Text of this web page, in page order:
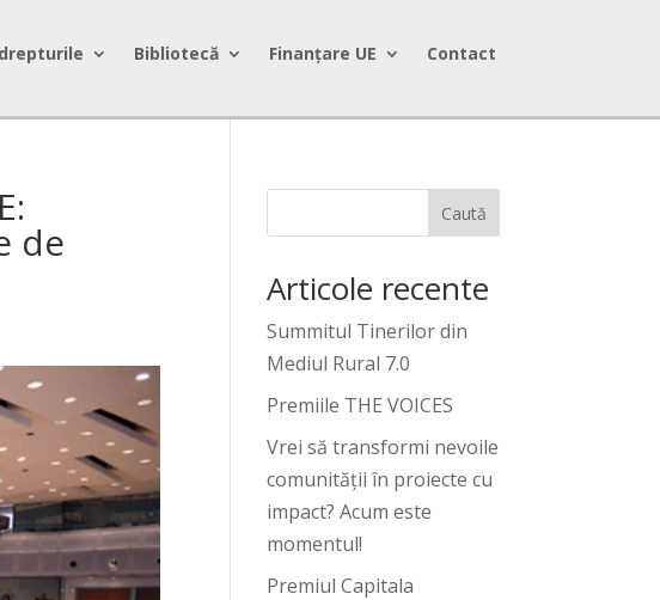
Bibliotecă Finanțare UE Contact
de
Caută
Articole recente
Summitul Tinerilor din
Mediul Rural 7.0
Premiile THE VOICES
Vrei să transformi nevoile
comunității în proiecte cu
impact? Acum este
momentul!
Premiul Capitala